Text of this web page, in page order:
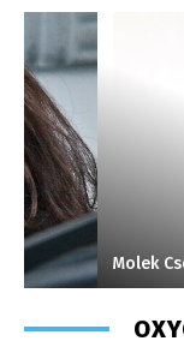
Molek Csongor –